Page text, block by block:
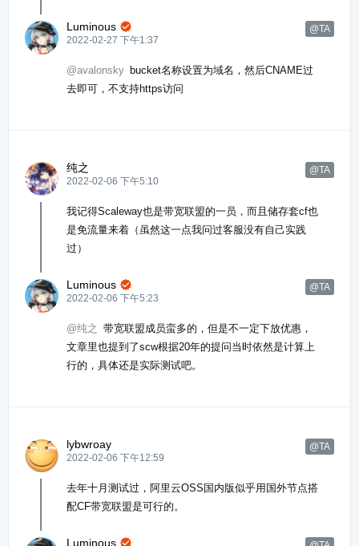
Luminous @TA

2022-02-27 下午1:37
@avalonsky bucket名称设置为域名，然后CNAME过
去即可，不支持https访问
纯之
@TA
2022-02-06 下午5:10
我记得Scaleway也是带宽联盟的一员，而且储存套cf也
是免流量来着（虽然这一点我问过客服没有自己实践
过）
Luminous @TA

2022-02-06 下午5:23
@纯之 带宽联盟成员蛮多的，但是不一定下放优惠，
文章里也提到了scw根据20年的提问当时依然是计算上
行的，具体还是实际测试吧。
lybwroay
@TA
2022-02-06 下午12:59
去年十月测试过，阿里云OSS国内版似乎用国外节点搭
配CF带宽联盟是可行的。
Luminous 